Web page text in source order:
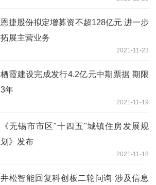
恩捷股份拟定增募资不超128亿元 进一步
拓展主营业务
2021-11-23
栖霞建设完成发行4.2亿元中期票据 期限
3年
2021-11-19
《无锡市市区"十四五"城镇住房发展规
划》发布
2021-11-18
井松智能回复科创板二轮问询 涉及信息